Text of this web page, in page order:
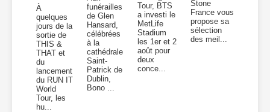
À
quelques
jours de la
sortie de
THIS &
THAT et
du
lancement
du RUN IT
World
Tour, les
hu...
funérailles
de Glen
Hansard,
célébrées
à la
cathédrale
Saint-
Patrick de
Dublin,
Bono ...
Tour, BTS
a investi le
MetLife
Stadium
les 1er et 2
août pour
deux
conce...
Stone
France vous
propose sa
sélection
des meil...